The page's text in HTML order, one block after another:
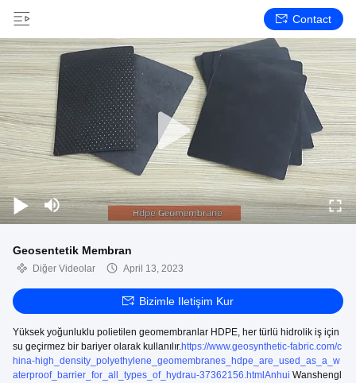
Contact
Geosentetik Membran
Diğer Videolar April 13, 2023
Bizimle Iletişim Kur
Yüksek yoğunluklu polietilen geomembranlar HDPE, her türlü hidrolik iş için
su geçirmez bir bariyer olarak kullanılır.https://www.geosynthetic-fabric.com/c
hina-high_density_polyethylene_geomembranes_hdpe_are_used_as_a_w
aterproof_barrier_for_all_types_of_hydrau-37362156.htmlAnhui Wanshengl